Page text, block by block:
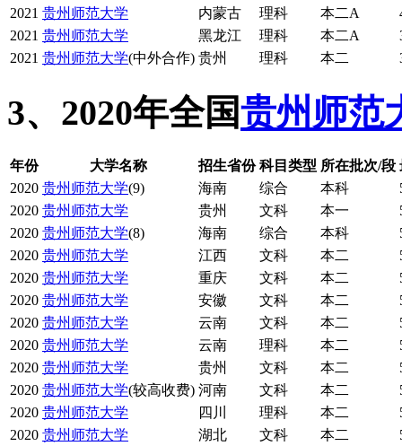
2021 贵州师范大学 内蒙古 理科 本二A
2021 贵州师范大学 黑龙江 理科 本二A
2021 贵州师范大学(中外合作) 贵州 理科 本二
3、2020年全国贵州师范
年份 大学名称 招生省份 科目类型 所在批次/段
2020 贵州师范大学(9) 海南 综合 本科
2020 贵州师范大学 贵州 文科 本一
2020 贵州师范大学(8) 海南 综合 本科
2020 贵州师范大学 江西 文科 本二
2020 贵州师范大学 重庆 文科 本二
2020 贵州师范大学 安徽 文科 本二
2020 贵州师范大学 云南 文科 本二
2020 贵州师范大学 云南 理科 本二
2020 贵州师范大学 贵州 文科 本二
2020 贵州师范大学(较高收费) 河南 文科 本二
2020 贵州师范大学 四川 理科 本二
2020 贵州师范大学 湖北 文科 本二